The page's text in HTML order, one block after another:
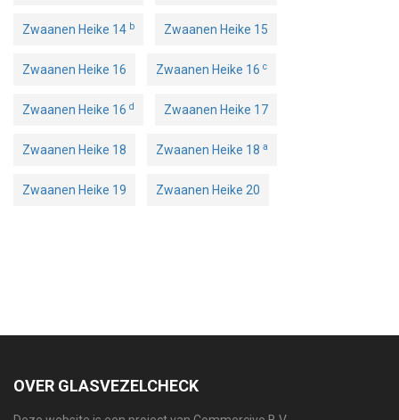
Zwaanen Heike 14 b Zwaanen Heike 15
Zwaanen Heike 16 Zwaanen Heike 16 c
Zwaanen Heike 16 d Zwaanen Heike 17
Zwaanen Heike 18 Zwaanen Heike 18 a
Zwaanen Heike 19 Zwaanen Heike 20
OVER GLASVEZELCHECK